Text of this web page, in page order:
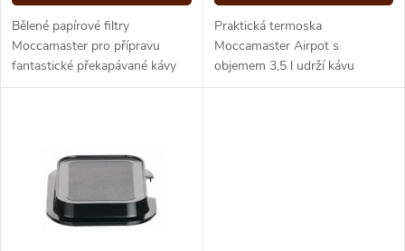
u
k
d
u
Bělené papírové filtry
Moccamaster pro přípravu
fantastické překapávané kávy
Praktická termoska
Moccamaster Airpot s
objemem 3,5 l udrží kávu
dlouho horkou